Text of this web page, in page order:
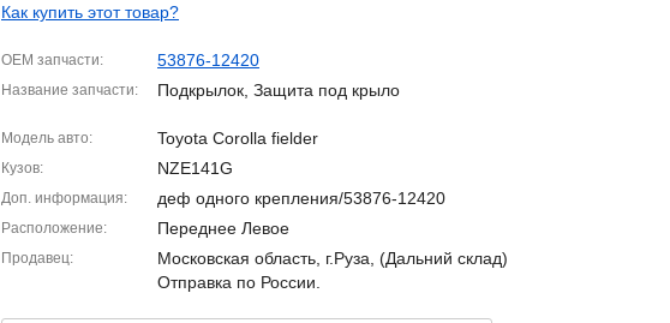
Как купить этот товар?
OEM запчасти 53876-12420
Название запчасти Подкрылок, Защита под крыло
Модель авто Toyota Corolla fielder
Кузов NZE141G
Доп. информация деф одного крепления/53876-12420
Расположение Переднее Левое
Продавец
Московская область, г.Руза, (Дальний склад)
Отправка по России.